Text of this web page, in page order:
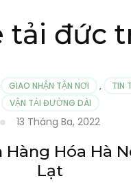
tải đức
GIAO NHẬN TẬN NƠI , TIN
VẬN TẢI ĐƯỜNG DÀI
13 Tháng Ba, 2022
Hàng Hóa Hà
Lạt